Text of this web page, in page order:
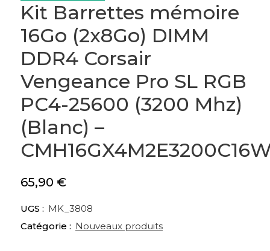
Kit Barrettes mémoire
16Go (2x8Go) DIMM
DDR4 Corsair
Vengeance Pro SL RGB
PC4-25600 (3200 Mhz)
(Blanc) –
65,90 €
UGS : MK_3808
Catégorie : Nouveaux produits